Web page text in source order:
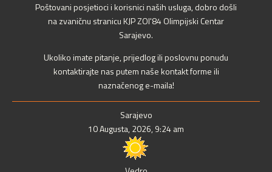
Poštovani posjetioci i korisnici naših usluga, dobro došli
na zvaničnu stranicu KJP ZOI'84 Olimpijski Centar
Sarajevo.
Ukoliko imate pitanje, prijedlog ili poslovnu ponudu
kontaktirajte nas putem naše kontakt forme ili
naznačenog e-maila!
Sarajevo
10 Augusta, 2026, 9:24 am